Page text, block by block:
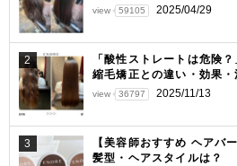
シ
ョ
ン
view 59105 2025/04/29
2
「酸性ストレートは危険
縮毛矯正との違い・効果・
view 36797 2025/11/13
3
【美容師おすすめ ヘアバ
髪型・ヘアスタイルは？